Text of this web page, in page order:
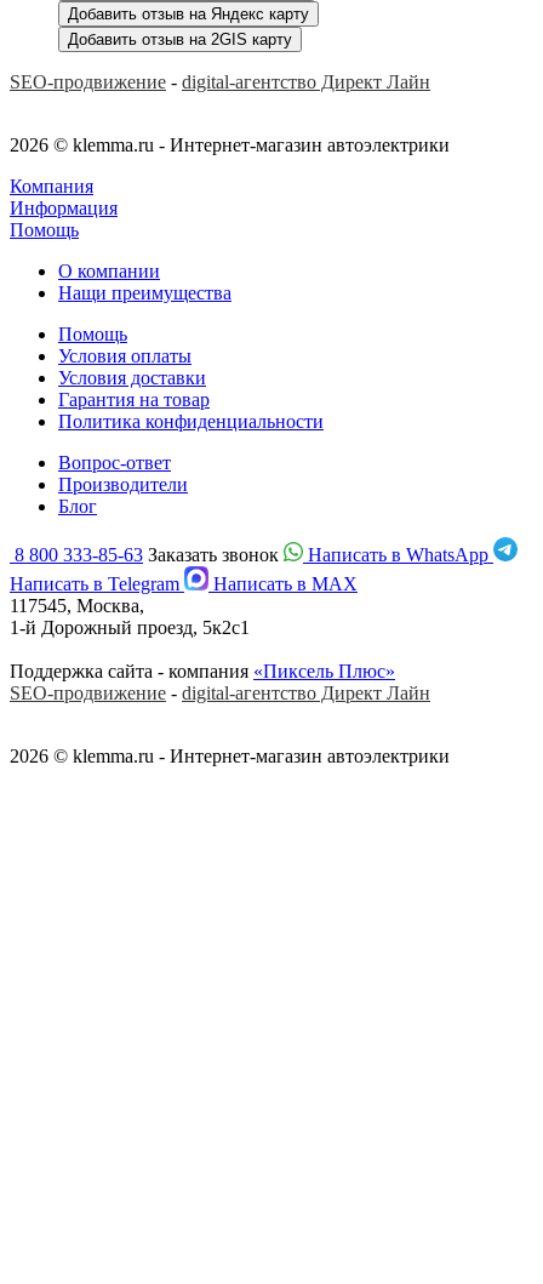
Добавить отзыв на Яндекс карту
Добавить отзыв на 2GIS карту
SEO-продвижение - digital-агентство Директ Лайн
2026 © klemma.ru - Интернет-магазин автоэлектрики
Компания
Информация
Помощь
О компании
Нащи преимущества
Помощь
Условия оплаты
Условия доставки
Гарантия на товар
Политика конфиденциальности
Вопрос-ответ
Производители
Блог
8 800 333-85-63 Заказать звонок
Написать в WhatsApp
Написать в Telegram
Написать в MAX
117545, Москва,
1-й Дорожный проезд, 5к2с1
Поддержка сайта - компания «Пиксель Плюс»
SEO-продвижение - digital-агентство Директ Лайн
2026 © klemma.ru - Интернет-магазин автоэлектрики